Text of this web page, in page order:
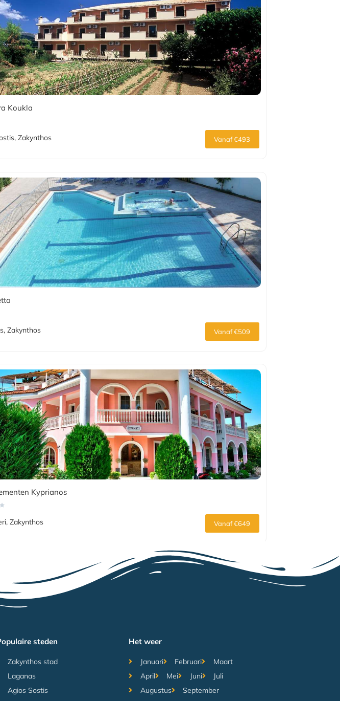
Koukla
Zakynthos Vanaf €493
Zakynthos Vanaf €509
Kyprianos
Zakynthos Vanaf €649
steden
Zakynthos stad
Laganas
Agios Sostis
Het weer
Januari Februari
Maart
April
Mei Juni
Juli
Augustus
September